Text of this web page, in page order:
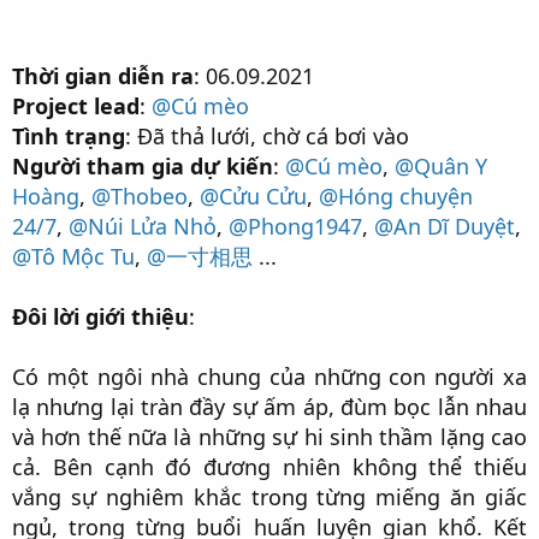
Thời gian diễn ra: 06.09.2021
Project lead: @Cú mèo
Tình trạng: Đã thả lưới, chờ cá bơi vào
Người tham gia dự kiến: @Cú mèo, @Quân Y
Hoàng, @Thobeo, @Cửu Cửu, @Hóng chuyện
24/7, @Núi Lửa Nhỏ, @Phong1947, @An Dĩ Duyệt,
@Tô Mộc Tu, @一寸相思 ...
Đôi lời giới thiệu:
Có một ngôi nhà chung của những con người xa
lạ nhưng lại tràn đầy sự ấm áp, đùm bọc lẫn nhau
và hơn thế nữa là những sự hi sinh thầm lặng cao
cả. Bên cạnh đó đương nhiên không thể thiếu
vắng sự nghiêm khắc trong từng miếng ăn giấc
ngủ, trong từng buổi huấn luyện gian khổ. Kết